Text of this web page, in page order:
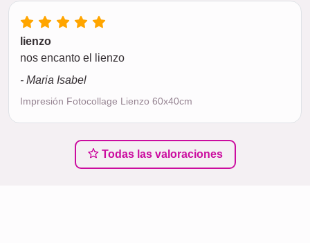
lienzo
nos encanto el lienzo
- Maria Isabel
Impresión Fotocollage Lienzo 60x40cm
Todas las valoraciones